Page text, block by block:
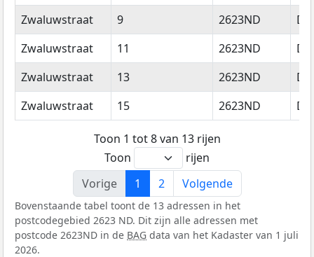
Zwaluwstraat
9 2623ND
Zwaluwstraat
11 2623ND
Zwaluwstraat
13 2623ND
Zwaluwstraat
15 2623ND
Toon 1 tot 8 van 13 rijen
Toon
rijen
Vorige
1 2 Volgende
Bovenstaande tabel toont de 13 adressen in het
postcodegebied 2623 ND. Dit zijn alle adressen met
postcode 2623ND in de BAG data van het Kadaster van 1 juli
2026.